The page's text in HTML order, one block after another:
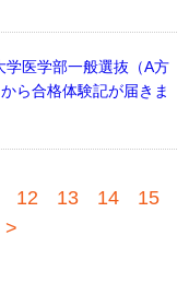
学医学部一般選抜（A方
ら合格体験記が届きま
12 13 14
15
>